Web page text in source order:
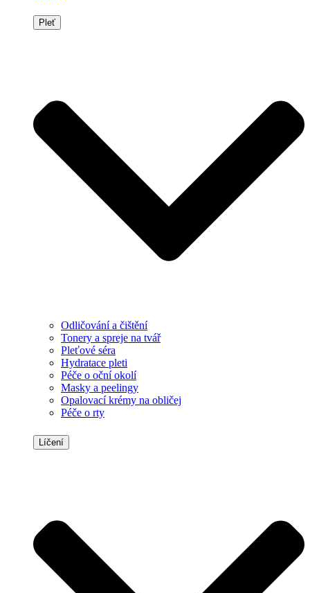
Pleť
Odličování a čištění
Tonery a spreje na tvář
Pleťové séra
Hydratace pleti
Péče o oční okolí
Masky a peelingy
Opalovací krémy na obličej
Péče o rty
Líčení